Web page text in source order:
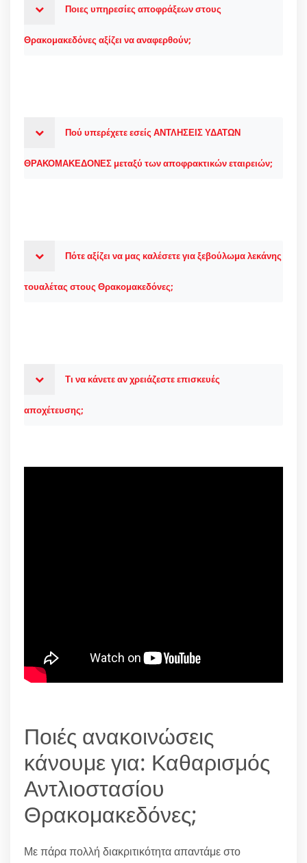
Ποιες υπηρεσίες αποφράξεων στους
Θρακομακεδόνες αξίζει να αναφερθούν;
Πού υπερέχετε εσείς ΑΝΤΛΗΣΕΙΣ ΥΔΑΤΩΝ
ΘΡΑΚΟΜΑΚΕΔΟΝΕΣ μεταξύ των αποφρακτικών εταιρειών;
Πότε αξίζει να μας καλέσετε για ξεβούλωμα λεκάνης
τουαλέτας στους Θρακομακεδόνες;
Τι να κάνετε αν χρειάζεστε επισκευές
αποχέτευσης;
Ποιές ανακοινώσεις
κάνουμε για: Καθαρισμός
Αντλιοστασίου
Θρακομακεδόνες;
Με πάρα πολλή διακριτικότητα απαντάμε στο